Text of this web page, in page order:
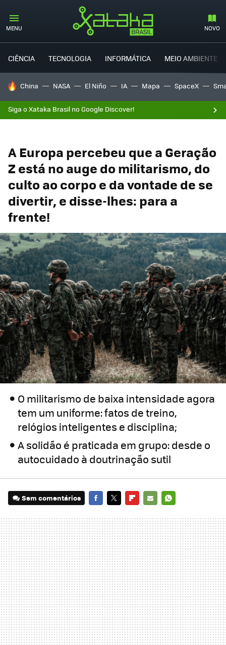
MENU NOVO
CIÊNCIA TECNOLOGIA INFORMÁTICA MEIO AMBIENTE
TENDÊNCIAS DO DIA
China NASA El Niño IA Mapa SpaceX
Siga o Xataka Brasil no Google Discover!
A Europa percebeu que a Geração
Z está no auge do militarismo, do
culto ao corpo e da vontade de se
divertir, e disse-lhes: para a
frente!
O militarismo de baixa intensidade agora
tem um uniforme: fatos de treino,
relógios inteligentes e disciplina;
A solidão é praticada em grupo: desde o
autocuidado à doutrinação sutil
Sem comentários
MAIL